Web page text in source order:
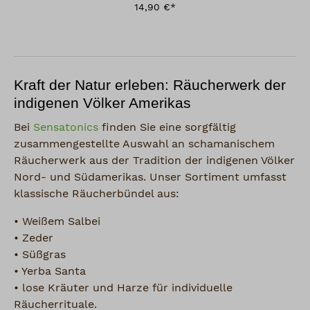
14,90 €*
Kraft der Natur erleben: Räucherwerk der
indigenen Völker Amerikas
Bei Sensatonics finden Sie eine sorgfältig
zusammengestellte Auswahl an schamanischem
Räucherwerk aus der Tradition der indigenen Völker
Nord- und Südamerikas. Unser Sortiment umfasst
klassische Räucherbündel aus:
• Weißem Salbei
• Zeder
• Süßgras
• Yerba Santa
• lose Kräuter und Harze für individuelle
Räucherrituale.